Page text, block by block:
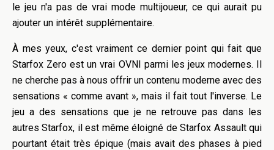
le jeu n'a pas de vrai mode multijoueur, ce qui aurait pu
ajouter un intérêt supplémentaire.
À mes yeux, c'est vraiment ce dernier point qui fait que
Starfox Zero est un vrai OVNI parmi les jeux modernes. Il
ne cherche pas à nous offrir un contenu moderne avec des
sensations « comme avant », mais il fait tout l'inverse. Le
jeu a des sensations que je ne retrouve pas dans les
autres Starfox, il est même éloigné de Starfox Assault qui
pourtant était très épique (mais avait des phases à pied